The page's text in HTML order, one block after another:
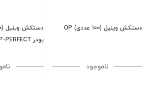
دستکش وینیل (100 عددی) OP
ناموجود
پودر OP-PERFECT (نئومکس)